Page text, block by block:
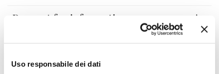
Uso responsabile dei dati
Request for information
Reviews